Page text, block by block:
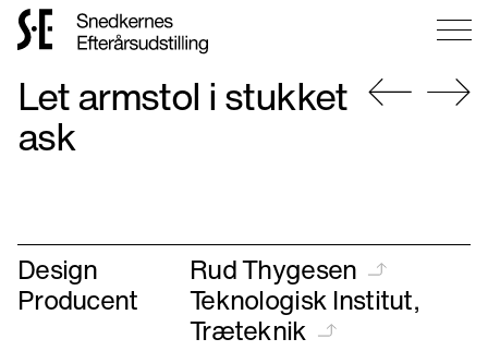
til
forsiden
Let armstol i stukket
ask
Design Rud Thygesen
Producent Teknologisk Institut,
Træteknik